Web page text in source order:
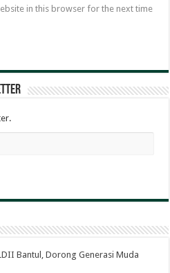
in this browser for the next time
Bantul, Dorong Generasi Muda